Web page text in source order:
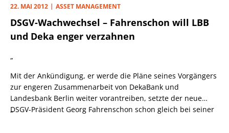
Sparer“. Hinter den Kulissen spielt Europa indes eine
kleinere Rolle als die anstehende Neubesetzung des
Chefsessels bei der DekaBank.
22. MAI 2012 ASSET MANAGEMENT
DSGV-Wachwechsel – Fahrenschon will LBB
und Deka enger verzahnen
„
Mit der Ankündigung, er werde die Pläne seines Vorgängers
zur engeren Zusammenarbeit von DekaBank und
Landesbank Berlin weiter vorantreiben, setzte der neue
DSGV-Präsident Georg Fahrenschon schon gleich bei seiner
„